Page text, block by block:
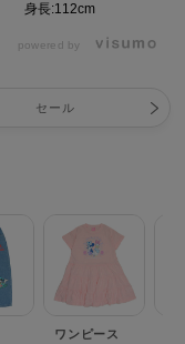
身長:112cm
powered by
セール
ワンピース